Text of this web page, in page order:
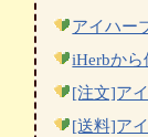
アイハー
iHerbか
[注文]ア
[送料]ア